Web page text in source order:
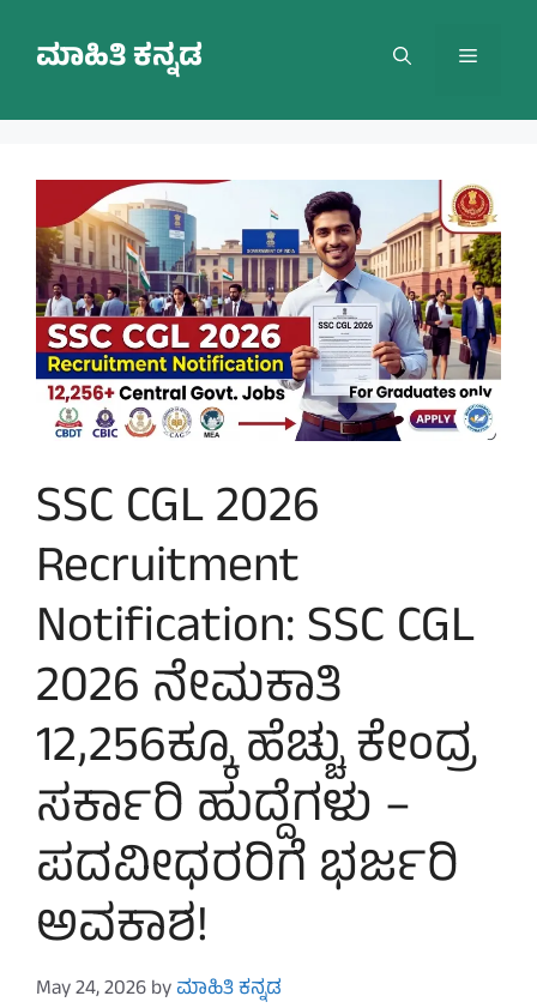
contentಮಾಹಿತಿ ಕನ್ನಡ Menu
SSC CGL 2026
Recruitment
Notification: SSC CGL
2026 ನೇಮಕಾತಿ
12,256ಕ್ಕೂ ಹೆಚ್ಚು ಕೇಂದ್ರ
ಸರ್ಕಾರಿ ಹುದ್ದೆಗಳು –
ಪದವೀಧರರಿಗೆ ಭರ್ಜರಿ
ಅವಕಾಶ!
May 24, 2026byಮಾಹಿತಿ ಕನ್ನಡ